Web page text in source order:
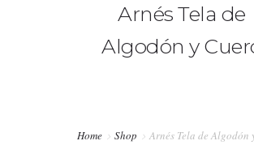
Arnés Tela de
Algodón y
Home Shop Arnés Tela de Algodón